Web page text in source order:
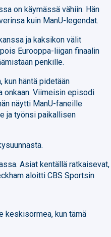
on käymässä vähiin. Hän
kuin ManU-legendat.
ja kaksikon välit
Eurooppa-liigan finaalin
penkille.
kun häntä pidetään
onkaan. Viimeisin episodi
näytti ManU-faneille
ja työnsi paikallisen
Asiat kentällä ratkaisevat,
aloitti CBS Sportsin
keskisormea, kun tämä